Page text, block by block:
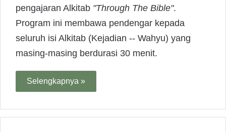
pengajaran Alkitab "Through The Bible".
Program ini membawa pendengar kepada
seluruh isi Alkitab (Kejadian -- Wahyu) yang
masing-masing berdurasi 30 menit.
Selengkapnya »